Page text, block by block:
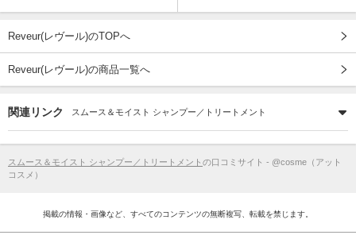
Reveur(レヴール)のTOPへ
Reveur(レヴール)の商品一覧へ
関連リンク スムース＆モイスト シャンプー／トリートメント
スムース＆モイスト シャンプー／トリートメント の口コミサイト - @cosme（アット
コスメ）
掲載の情報・画像など、すべてのコンテンツの無断複写、転載を禁じます。